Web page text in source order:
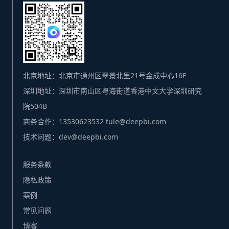
北京地址：北京市通州区翠景北里21号金成中心16F
深圳地址：深圳市南山区粤海街道香港中文大学深圳研究
院504B
商务合作：13530623532 tule@deepbi.com
技术问题：dev@deepbi.com
服务条款
隐私政策
案例
常见问题
博客